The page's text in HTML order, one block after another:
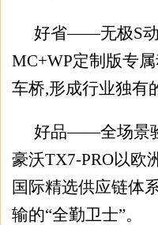
好省——无极S动
MC+WP定制版专
车桥,形成行业独有
好品——全场景
豪沃TX7-PRO以欧
国际精选供应链体
输的“全勤卫士”。